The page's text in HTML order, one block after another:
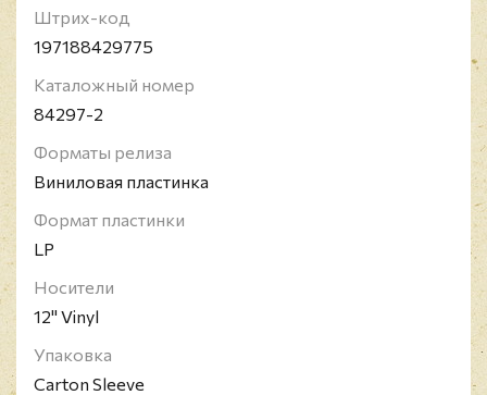
Лимитированное издание на прозрачном красном
виниле.
автор песен. Родился 10 апреля 1959 года в
Массапекуа, Нью-Йорк, США. Широкого успеха
достиг в начале 1980-х с группой Stray Cats и
продолжил свою карьеру в конце 1990-х вместе с
премии Грэмми.
Штрих-код
197188429775
Каталожный номер
84297-2
Форматы релиза
Виниловая пластинка
Формат пластинки
LP
Носители
12" Vinyl
Упаковка
Carton Sleeve